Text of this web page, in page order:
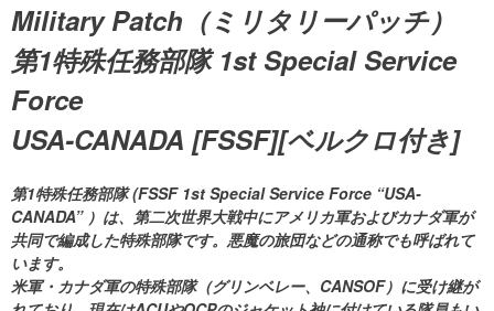
Military Patch（ミリタリーパッチ）
第1特殊任務部隊 1st Special Service
Force
USA-CANADA [FSSF][ベルクロ付き]
第1特殊任務部隊 (FSSF 1st Special Service Force “USA-
CANADA” ）は、第二次世界大戦中にアメリカ軍およびカナダ軍が
共同で編成した特殊部隊です。悪魔の旅団などの通称でも呼ばれて
います。
米軍・カナダ軍の特殊部隊（グリンベレー、CANSOF）に受け継が